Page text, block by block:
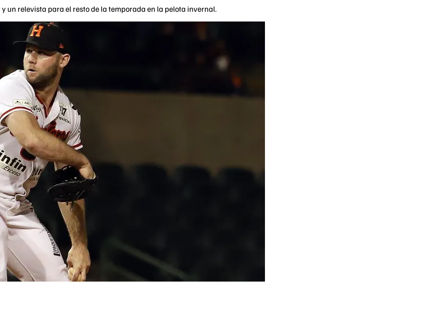
un relevista para el resto de la temporada en la pelota invernal.